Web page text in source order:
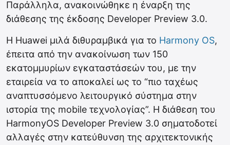
Παράλληλα, ανακοινώθηκε η έναρξη της
διάθεσης της έκδοσης Developer Preview 3.0.
H Huawei μιλά διθυραμβικά για το Harmony OS,
έπειτα από την ανακοίνωση των 150
εκατομμυρίων εγκαταστάσεών του, με την
εταιρεία να το αποκαλεί ως το “πιο ταχέως
αναπτυσσόμενο λειτουργικό σύστημα στην
ιστορία της mobile τεχνολογίας”. Η διάθεση του
HarmonyOS Developer Preview 3.0 σηματοδοτεί
αλλαγές στην κατεύθυνση της αρχιτεκτονικής